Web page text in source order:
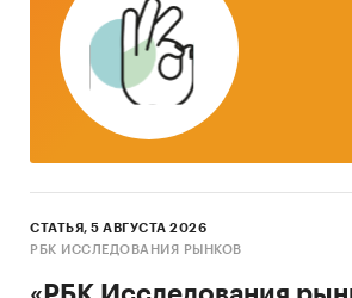
СТАТЬЯ, 5 АВГУСТА 2026
РБК ИССЛЕДОВАНИЯ РЫНКОВ